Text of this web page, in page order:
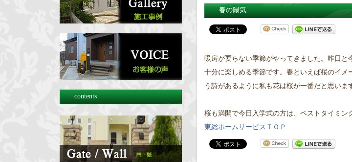
春の陽気
暖房が要らない季節がやってきました。昨日
十分に楽しめる季節です。春といえば桜のイ
う詩があるように私も花は桜が一番だと思いま
桜も満開で今日入学式の方は、ベストタイミン
東総ホームサービスＴＯＰ
contents